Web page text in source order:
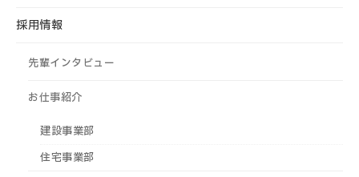
採用情報
先輩インタビュー
お仕事紹介
建設事業部
住宅事業部